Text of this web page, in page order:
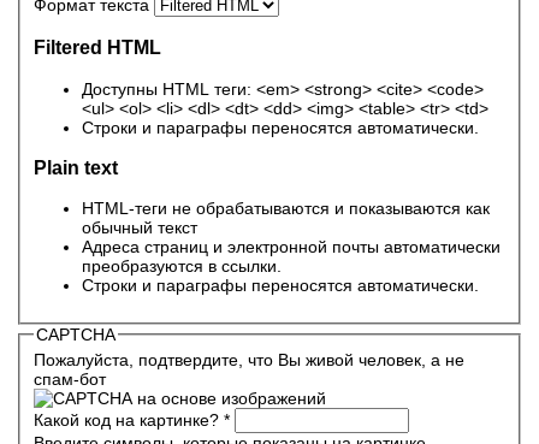
Формат текста
Filtered HTML
Доступны HTML теги: <em> <strong> <cite> <code>
<ul> <ol> <li> <dl> <dt> <dd> <img> <table> <tr> <td>
Строки и параграфы переносятся автоматически.
Plain text
HTML-теги не обрабатываются и показываются как
обычный текст
Адреса страниц и электронной почты автоматически
преобразуются в ссылки.
Строки и параграфы переносятся автоматически.
CAPTCHA
Пожалуйста, подтвердите, что Вы живой человек, а не
спам-бот
Какой код на картинке? *